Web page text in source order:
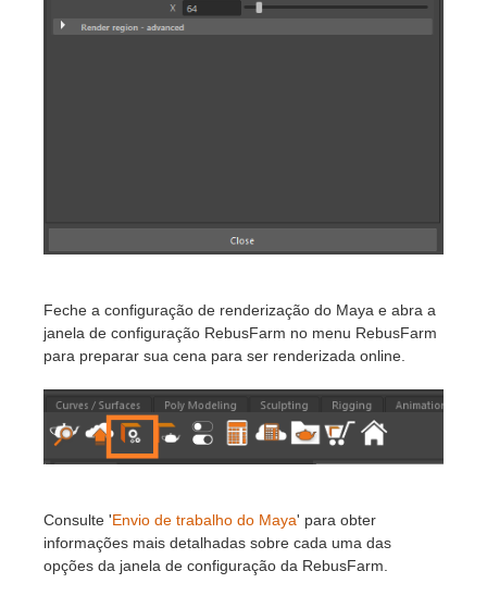
Feche a configuração de renderização do Maya e abra a
janela de configuração RebusFarm no menu RebusFarm
para preparar sua cena para ser renderizada online.
Consulte 'Envio de trabalho do Maya' para obter
informações mais detalhadas sobre cada uma das
opções da janela de configuração da RebusFarm.